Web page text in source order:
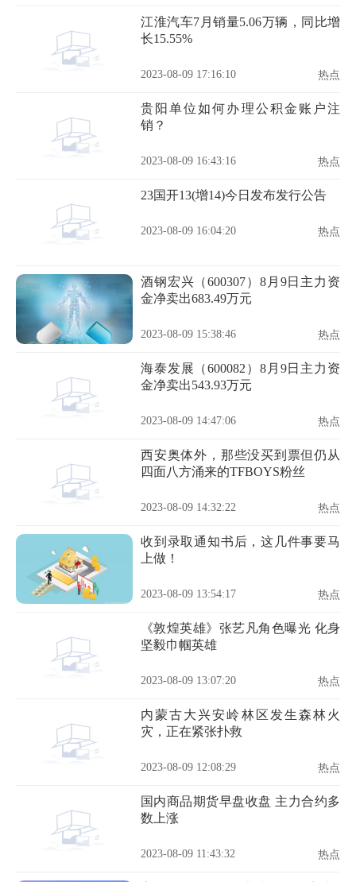
江淮汽车7月销量5.06万辆，同比增
长15.55%
2023-08-09 17:16:10 热点
贵阳单位如何办理公积金账户注
销？
2023-08-09 16:43:16 热点
23国开13(增14)今日发布发行公告
2023-08-09 16:04:20 热点
酒钢宏兴（600307）8月9日主力资
金净卖出683.49万元
2023-08-09 15:38:46 热点
海泰发展（600082）8月9日主力资
金净卖出543.93万元
2023-08-09 14:47:06 热点
西安奥体外，那些没买到票但仍从
四面八方涌来的TFBOYS粉丝
2023-08-09 14:32:22 热点
收到录取通知书后，这几件事要马
上做！
2023-08-09 13:54:17 热点
《敦煌英雄》张艺凡角色曝光 化身
坚毅巾帼英雄
2023-08-09 13:07:20 热点
内蒙古大兴安岭林区发生森林火
灾，正在紧张扑救
2023-08-09 12:08:29 热点
国内商品期货早盘收盘 主力合约多
数上涨
2023-08-09 11:43:32 热点